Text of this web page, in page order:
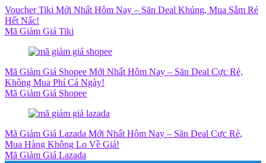
Voucher Tiki Mới Nhất Hôm Nay – Săn Deal Khủng, Mua Sắm Rẻ
Hết Nấc!
Mã Giảm Giá Tiki
Mã Giảm Giá Shopee Mới Nhất Hôm Nay – Săn Deal Cực Rẻ,
Không Mua Phí Cả Ngày!
Mã Giảm Giá Shopee
Mã Giảm Giá Lazada Mới Nhất Hôm Nay – Săn Deal Cực Rẻ,
Mua Hàng Không Lo Về Giá!
Mã Giảm Giá Lazada